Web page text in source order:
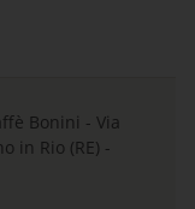
Bonini - Via
in Rio (RE) -